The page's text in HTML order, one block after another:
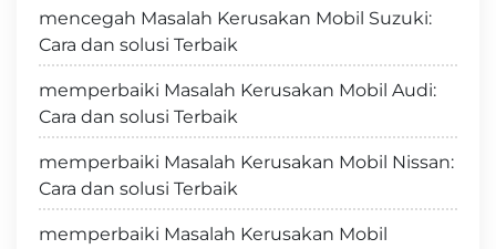
mencegah Masalah Kerusakan Mobil Suzuki:
Cara dan solusi Terbaik
memperbaiki Masalah Kerusakan Mobil Audi:
Cara dan solusi Terbaik
memperbaiki Masalah Kerusakan Mobil Nissan:
Cara dan solusi Terbaik
memperbaiki Masalah Kerusakan Mobil